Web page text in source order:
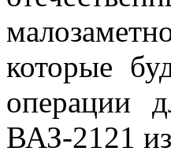
которые
операции
ВАЗ-2121